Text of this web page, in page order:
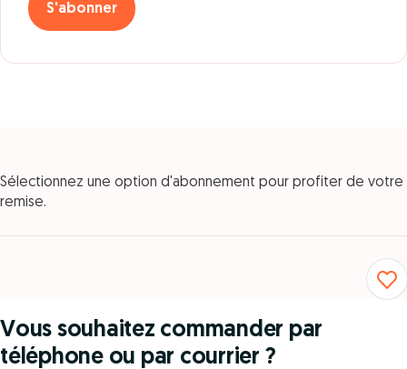
S'abonner
Sélectionnez une option d'abonnement pour profiter de votre
remise.
Vous souhaitez commander par
téléphone ou par courrier ?